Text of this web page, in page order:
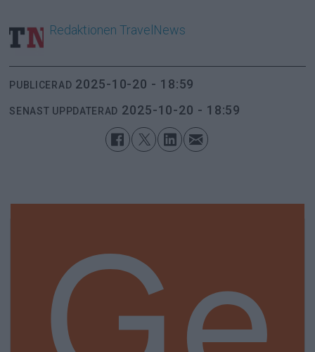
Redaktionen TravelNews
PUBLICERAD 2025-10-20 - 18:59
SENAST UPPDATERAD 2025-10-20 - 18:59